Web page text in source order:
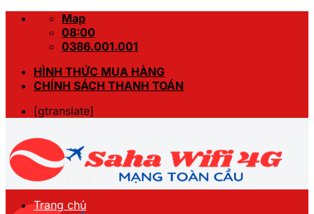
Skip
Map
08:00
0386.001.001
HÌNH THỨC MUA HÀNG
CHÍNH SÁCH THANH TOÁN
[gtranslate]
Trang chủ